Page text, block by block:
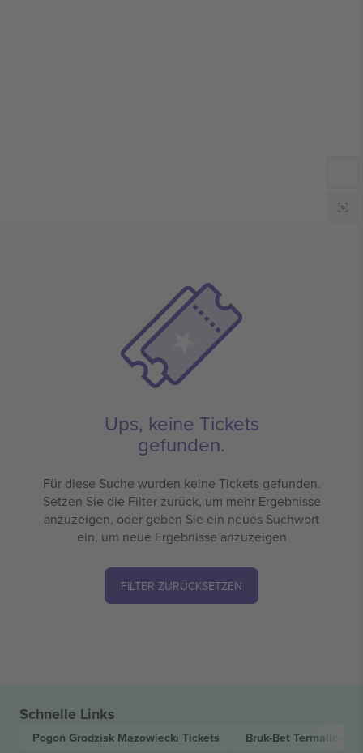
Ups, keine Tickets
gefunden.
Für diese Suche wurden keine Tickets gefunden.
Setzen Sie die Filter zurück, um mehr Ergebnisse
anzuzeigen, oder geben Sie ein neues Suchwort
ein, um neue Ergebnisse anzuzeigen
FILTER ZURÜCKSETZEN
Schnelle Links
Pogoń Grodzisk Mazowiecki Tickets Bruk-Bet Termalica